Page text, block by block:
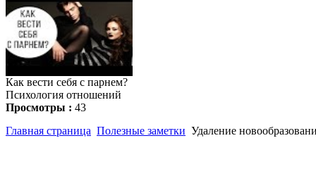
Как вести себя с парнем?
Психология отношений
Просмотры : 43
Главная страница Полезные заметки Удаление